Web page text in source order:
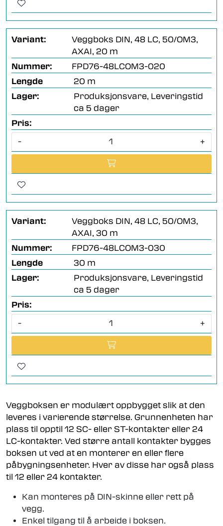
Variant:
Veggboks DIN, 48 LC, 50/OM3,
AXAI, 20 m
Nummer:
FPD76-48LCOM3-020
Lengde
20 m
Lager:
Produksjonsvare, Leveringstid
ca 5 dager
Pris:
-
+
Variant:
Veggboks DIN, 48 LC, 50/OM3,
AXAI, 30 m
Nummer:
FPD76-48LCOM3-030
Lengde
30 m
Lager:
Produksjonsvare, Leveringstid
ca 5 dager
Pris:
-
+
Veggboksen er modulært oppbygget slik at den
leveres i varierende størrelse. Grunnenheten har
plass til opptil 12 SC- eller ST-kontakter eller 24
LC-kontakter. Ved større antall kontakter bygges
boksen ut ved at en monterer en eller flere
påbygningsenheter. Hver av disse har også plass
til 12 eller 24 kontakter.
Kan monteres på DIN-skinne eller rett på
vegg.
Enkel tilgang til å arbeide i boksen.